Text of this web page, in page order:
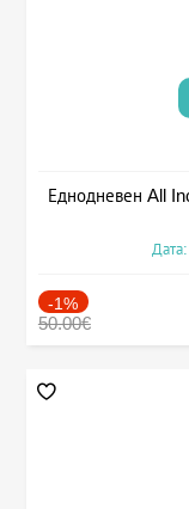
Еднодневен All
-1%
50.00€